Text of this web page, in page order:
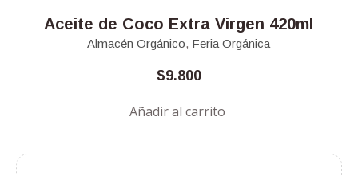
Aceite de Coco Extra Virgen 420ml
Almacén Orgánico, Feria Orgánica
$9.800
Añadir al carrito